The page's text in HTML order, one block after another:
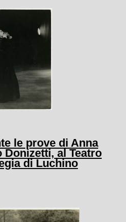
le prove di Anna
Donizetti, al Teatro
di Luchino